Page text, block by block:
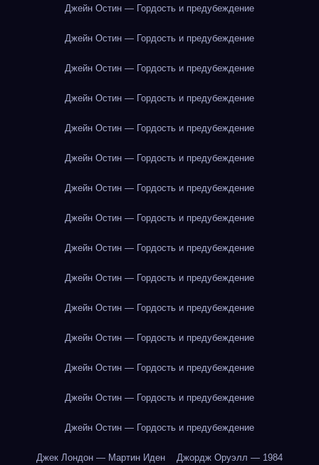
Джейн Остин — Гордость и предубеждение
Джейн Остин — Гордость и предубеждение
Джейн Остин — Гордость и предубеждение
Джейн Остин — Гордость и предубеждение
Джейн Остин — Гордость и предубеждение
Джейн Остин — Гордость и предубеждение
Джейн Остин — Гордость и предубеждение
Джейн Остин — Гордость и предубеждение
Джейн Остин — Гордость и предубеждение
Джейн Остин — Гордость и предубеждение
Джейн Остин — Гордость и предубеждение
Джейн Остин — Гордость и предубеждение
Джейн Остин — Гордость и предубеждение
Джейн Остин — Гордость и предубеждение
Джейн Остин — Гордость и предубеждение
Джек Лондон — Мартин Иден Джордж Оруэлл — 1984